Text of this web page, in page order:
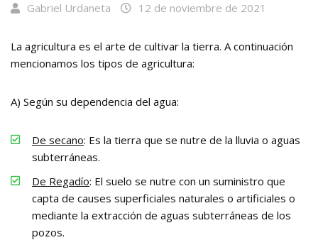
Gabriel Urdaneta 12 de noviembre de 2021
La agricultura es el arte de cultivar la tierra. A continuación
mencionamos los tipos de agricultura:
A) Según su dependencia del agua:
De secano: Es la tierra que se nutre de la lluvia o aguas
subterráneas.
De Regadío: El suelo se nutre con un suministro que
capta de causes superficiales naturales o artificiales o
mediante la extracción de aguas subterráneas de los
pozos.